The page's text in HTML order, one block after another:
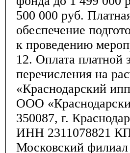
500 000 руб.
обеспечение
к проведению
12. Оплата платной
перечисления на
«Краснодарский
ООО
350087, г.
ИНН 2311078821
Московский